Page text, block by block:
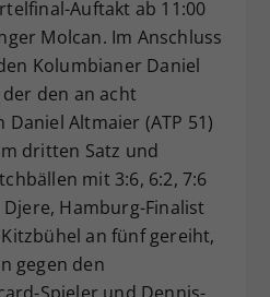
Auftakt ab 11:00
Molcan. Im Anschluss
Kolumbianer Daniel
der den an acht
Altmaier (ATP 51)
dritten Satz und
mit 3:6, 6:2, 7:6
Hamburg-Finalist
an fünf gereiht,
gegen den
Spieler und Dennis-